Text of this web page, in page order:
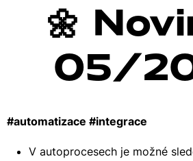
🌼
05/
#automatizace #integrace
V autoprocesech je možné